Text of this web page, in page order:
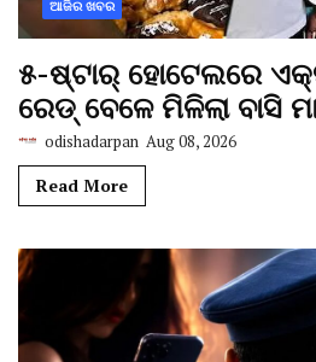
ଆଜିର ଖବର
୫-ଷ୍ଟାର୍ ହୋଟେଲରେ
ରେଡ୍ ବେଳେ ମିଳିଲା ବାସି
odishadarpan Aug 08, 2026
Read More